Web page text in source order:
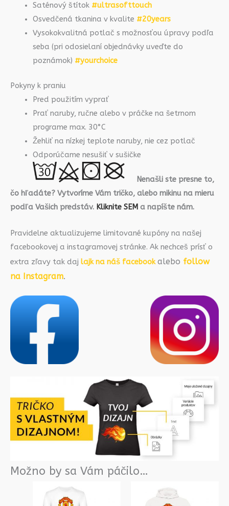
Saténový štítok #ultrasofttouch
Osvedčená tkanina v kvalite #20years
Vysokokvalitná potlač s možnosťou úpravy podľa
seba (pri odosielaní objednávky uveďte do
poznámok) #yourchoice
Pokyny k praniu
Pred použitím vyprať
Prať naruby, ručne alebo v práčke na šetrnom
programe max. 30°C
Žehliť na nízkej teplote naruby, nie cez potlač
Odporúčame nesušiť v sušičke
Nenašli ste presne to,
čo hľadáte? Vytvoríme Vám tričko, alebo mikinu na mieru
podľa Vašich predstáv. Kliknite SEM a napíšte nám.
Pravidelne aktualizujeme limitované kupóny na našej
facebookovej a instagramovej stránke. Ak nechceš prísť o
extra zľavy tak daj lajk na náš facebookalebo follow
na Instagram.
Možno by sa Vám páčilo…